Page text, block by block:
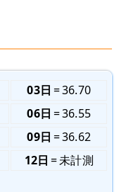
03日
36.70
06日
36.55
09日
36.62
12日
未計測